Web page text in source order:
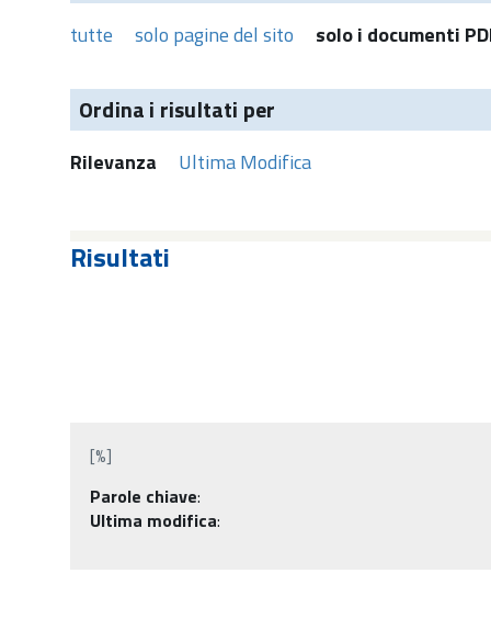
tutte solo pagine del sito solo i documenti
Ordina i risultati per
Rilevanza Ultima Modifica
Risultati
[%]
Parole chiave:
Ultima modifica: